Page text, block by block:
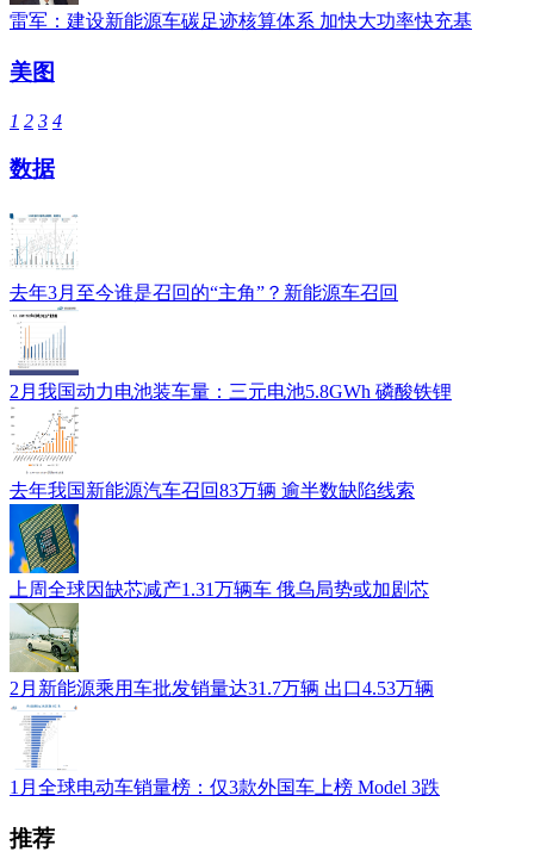
雷军：建设新能源车碳足迹核算体系 加快大功率快充基
美图
1 2 3 4
数据
去年3月至今谁是召回的“主角”？新能源车召回
2月我国动力电池装车量：三元电池5.8GWh 磷酸铁锂
去年我国新能源汽车召回83万辆 逾半数缺陷线索
上周全球因缺芯减产1.31万辆车 俄乌局势或加剧芯
2月新能源乘用车批发销量达31.7万辆 出口4.53万辆
1月全球电动车销量榜：仅3款外国车上榜 Model 3跌
推荐